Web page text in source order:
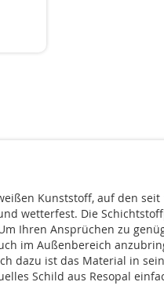
Kunststoff, auf den
wetterfest. Die
Ihren Ansprüchen zu
im Außenbereich
dazu ist das Material in
Schild aus Resopal